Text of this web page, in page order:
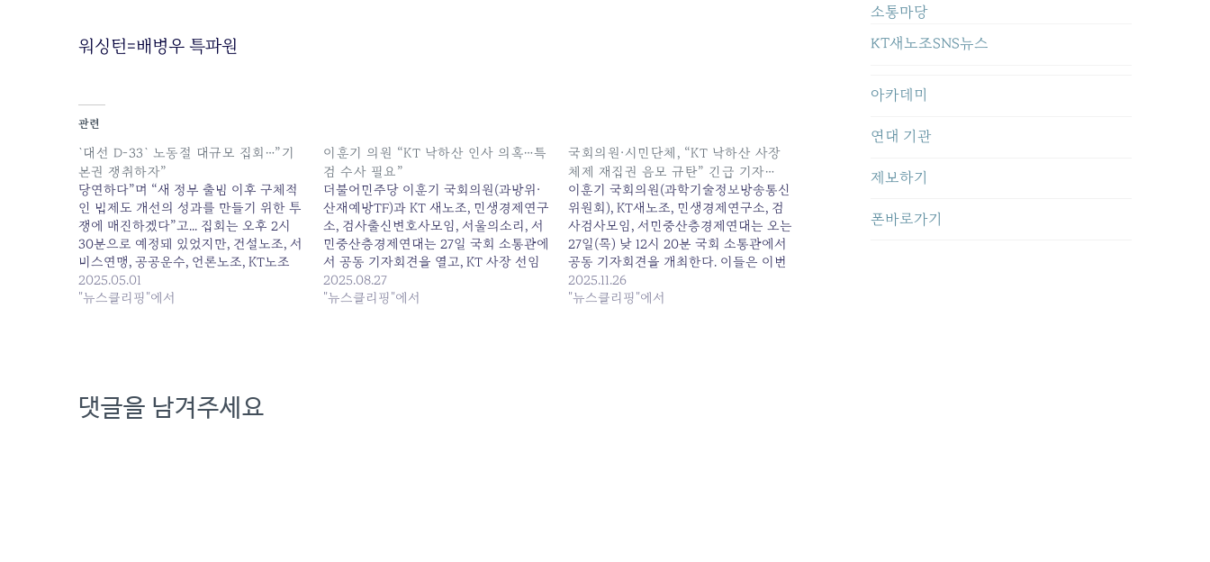
워싱턴=배병우 특파원
관련
`대선 D-33` 노동절 대규모 집회…”기
본권 쟁취하자”
당연하다”며 “새 정부 출범 이후 구체적
인 법제도 개선의 성과를 만들기 위한 투
쟁에 매진하겠다”고... 집회는 오후 2시
30분으로 예정돼 있었지만, 건설노조, 서
비스연맹, 공공운수, 언론노조, KT노조
등이 인근에서... 원본 기사: 대선 D-33 노
동절 대규모 집회…"기본권 쟁취하자" 발
2025.05.01
"뉴스클리핑"에서
이훈기 의원 “KT 낙하산 인사 의혹…특
검 수사 필요”
더불어민주당 이훈기 국회의원(과방위·
산재예방TF)과 KT 새노조, 민생경제연구
소, 검사출신변호사모임, 서울의소리, 서
민중산층경제연대는 27일 국회 소통관에
서 공동 기자회견을 열고, KT 사장 선임
과정에 정치권력이... 원본 기사: 이훈기
의원 “KT 낙하산 인사 의혹…특검 수사
2025.08.27
"뉴스클리핑"에서
국회의원·시민단체, “KT 낙하산 사장
체제 재집권 음모 규탄” 긴급 기자…
이훈기 국회의원(과학기술정보방송통신
위원회), KT새노조, 민생경제연구소, 검
사검사모임, 서민중산층경제연대는 오는
27일(목) 낮 12시 20분 국회 소통관에서
공동 기자회견을 개최한다. 이들은 이번
기자회견에서 KT... 원본 기사: 국회의원·
시민단체, "KT 낙하산 사장 체제 재집권
2025.11.26
"뉴스클리핑"에서
댓글을 남겨주세요
소통마당
KT새노조SNS뉴스
아카데미
연대 기관
제보하기
폰바로가기